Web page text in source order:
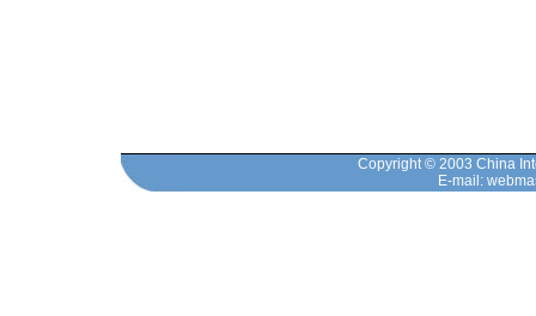
Copyright © 2003 China
E-mail: